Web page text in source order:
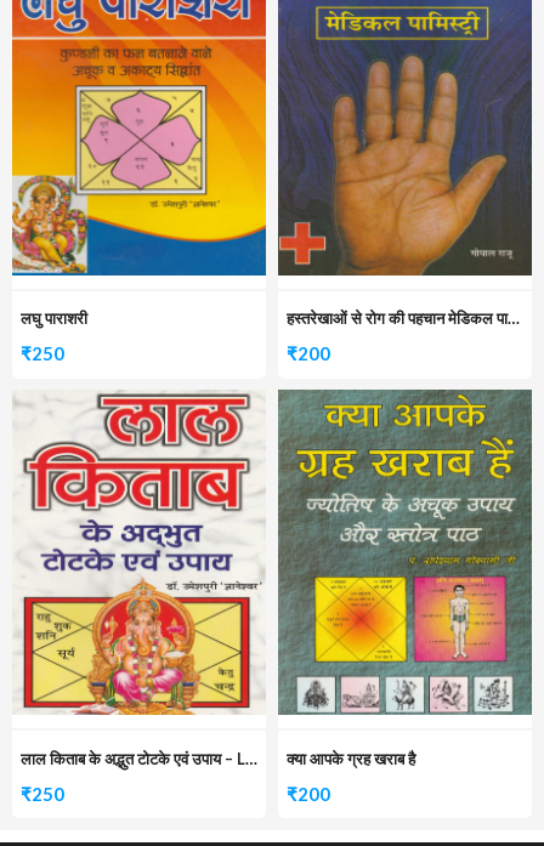
लघु पाराशरी
₹250
हस्तरेखाओं से रोग की पहचान मेडिकल पामिस्ट्री
₹200
लाल किताब के अद्भुत टोटके एवं उपाय – LAL KITAB KE ADBHUT TOTKE
₹250
क्या आपके ग्रह खराब है
₹200